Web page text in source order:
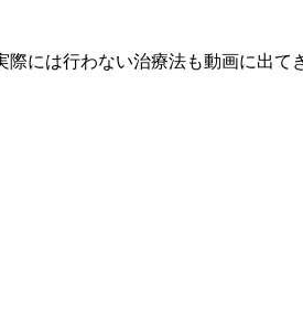
には行わない治療法も動画に出て